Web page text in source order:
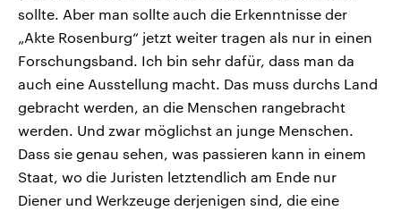
sollte. Aber man sollte auch die Erkenntnisse der
„Akte Rosenburg“ jetzt weiter tragen als nur in einen
Forschungsband. Ich bin sehr dafür, dass man da
auch eine Ausstellung macht. Das muss durchs Land
gebracht werden, an die Menschen rangebracht
werden. Und zwar möglichst an junge Menschen.
Dass sie genau sehen, was passieren kann in einem
Staat, wo die Juristen letztendlich am Ende nur
Diener und Werkzeuge derjenigen sind, die eine